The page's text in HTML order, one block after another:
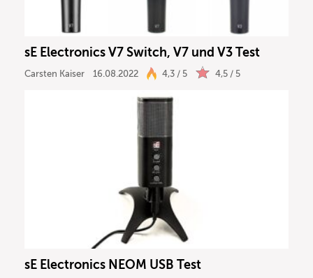
sE Electronics V7 Switch, V7 und V3 Test
Carsten Kaiser 16.08.2022 4,3 / 5 4,5 / 5
sE Electronics NEOM USB Test